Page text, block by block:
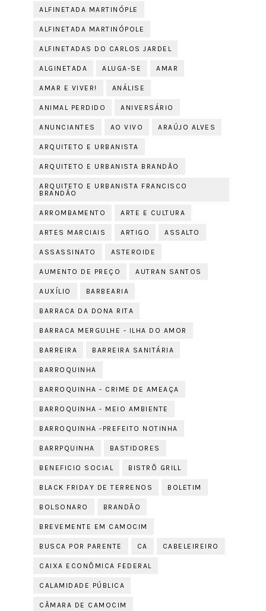
ALFINETADA MARTINÓPLE
ALFINETADA MARTINÓPOLE
ALFINETADAS DO CARLOS JARDEL
ALGINETADA ALUGA-SE AMAR
AMAR E VIVER! ANÁLISE
ANIMAL PERDIDO ANIVERSÁRIO
ANUNCIANTES AO VIVO ARAÚJO ALVES
ARQUITETO E URBANISTA
ARQUITETO E URBANISTA BRANDÃO
ARQUITETO E URBANISTA FRANCISCO
BRANDÃO
ARROMBAMENTO ARTE E CULTURA
ARTES MARCIAIS ARTIGO ASSALTO
ASSASSINATO ASTEROIDE
AUMENTO DE PREÇO AUTRAN SANTOS
AUXÍLIO BARBEARIA
BARRACA DA DONA RITA
BARRACA MERGULHE - ILHA DO AMOR
BARREIRA BARREIRA SANITÁRIA
BARROQUINHA
BARROQUINHA - CRIME DE AMEAÇA
BARROQUINHA - MEIO AMBIENTE
BARROQUINHA -PREFEITO NOTINHA
BARRPQUINHA BASTIDORES
BENEFICIO SOCIAL BISTRÔ GRILL
BLACK FRIDAY DE TERRENOS BOLETIM
BOLSONARO BRANDÃO
BREVEMENTE EM CAMOCIM
BUSCA POR PARENTE CA CABELEIREIRO
CAIXA ECONÔMICA FEDERAL
CALAMIDADE PÚBLICA
CÂMARA DE CAMOCIM